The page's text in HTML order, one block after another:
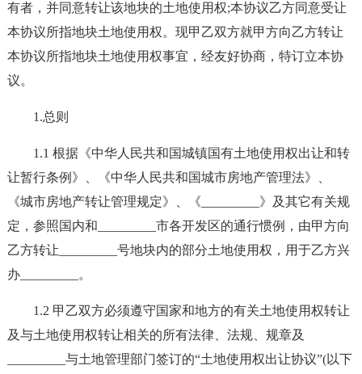
有者，并同意转让该地块的土地使用权;本协议乙方同意受让
本协议所指地块土地使用权。现甲乙双方就甲方向乙方转让
本协议所指地块土地使用权事宜，经友好协商，特订立本协
议。
1.总则
1.1 根据《中华人民共和国城镇国有土地使用权出让和转
让暂行条例》、《中华人民共和国城市房地产管理法》、
《城市房地产转让管理规定》、《_________》及其它有关规
定，参照国内和_________市各开发区的通行惯例，由甲方向
乙方转让_________号地块内的部分土地使用权，用于乙方兴
办_________。
1.2 甲乙双方必须遵守国家和地方的有关土地使用权转让
及与土地使用权转让相关的所有法律、法规、规章及
_________与土地管理部门签订的“土地使用权出让协议”(以下